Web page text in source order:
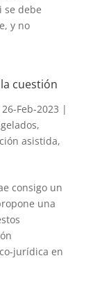
se debe
y no
cuestión
26-Feb-2023 |
,
asistida,
consigo un
una
jurídica en